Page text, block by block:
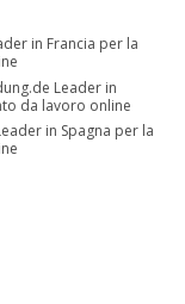
in Francia per la
Leader in
da lavoro online
in Spagna per la